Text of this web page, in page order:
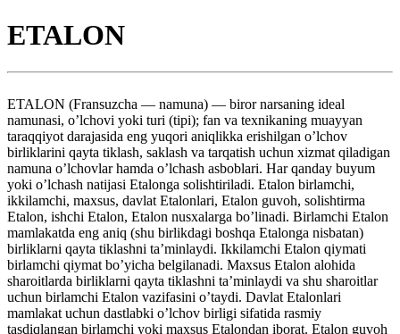
ETALON
ETALON (Fransuzcha — namuna) — biror narsaning ideal
namunasi, o’lchovi yoki turi (tipi); fan va texnikaning muayyan
taraqqiyot darajasida eng yuqori aniqlikka erishilgan o’lchov
birliklarini qayta tiklash, saklash va tarqatish uchun xizmat qiladigan
namuna o’lchovlar hamda o’lchash asboblari. Har qanday buyum
yoki o’lchash natijasi Etalonga solishtiriladi. Etalon birlamchi,
ikkilamchi, maxsus, davlat Etalonlari, Etalon guvoh, solishtirma
Etalon, ishchi Etalon, Etalon nusxalarga bo’linadi. Birlamchi Etalon
mamlakatda eng aniq (shu birlikdagi boshqa Etalonga nisbatan)
birliklarni qayta tiklashni ta’minlaydi. Ikkilamchi Etalon qiymati
birlamchi qiymat bo’yicha belgilanadi. Maxsus Etalon alohida
sharoitlarda birliklarni qayta tiklashni ta’minlaydi va shu sharoitlar
uchun birlamchi Etalon vazifasini o’taydi. Davlat Etalonlari
mamlakat uchun dastlabki o’lchov birligi sifatida rasmiy
tasdiqlangan birlamchi yoki maxsus Etalondan iborat. Etalon guvoh